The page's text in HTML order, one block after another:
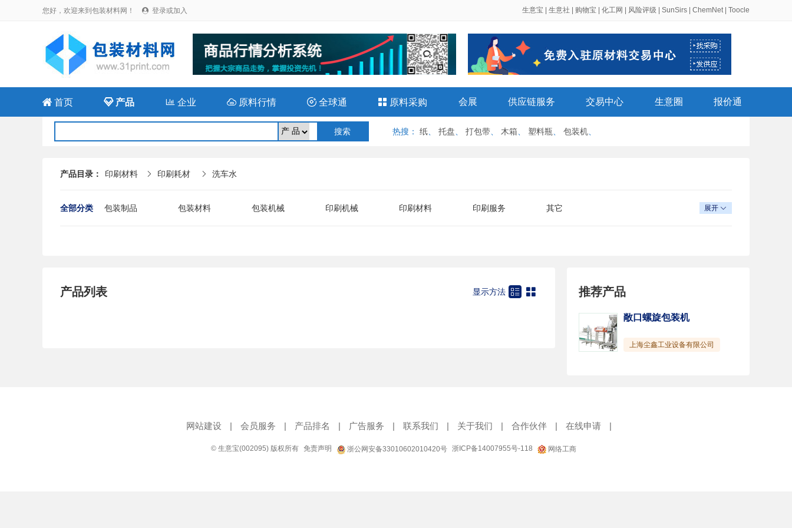
您好，欢迎来到包装材料网！  登录或加入 生意宝 生意社 购物宝 化工网 风险评级 SunSirs ChemNet| Toocle
 首页 产品 企业 原料行情  全球通  原料采购 会展 供应链服务 交易中心 生意圈 报价通
热搜 ： 纸 托盘 打包带 木箱 塑料瓶 包装机
产品目录： 印刷材料  印刷耗材  洗车水
全部分类 包装制品 包装材料 包装机械 印刷机械 印刷材料 印刷服务 其它 展开 
产品列表 显示方法   推荐产品
敞口螺旋包装机
上海尘鑫工业设备有限公司
网站建设 | 会员服务 | 产品排名 | 广告服务 | 联系我们 | 关于我们 | 合作伙伴 | 在线申请 |
© 生意宝(002095) 版权所有 免责声明 浙公网安备33010602010420号 浙ICP备14007955号-118 网络工商